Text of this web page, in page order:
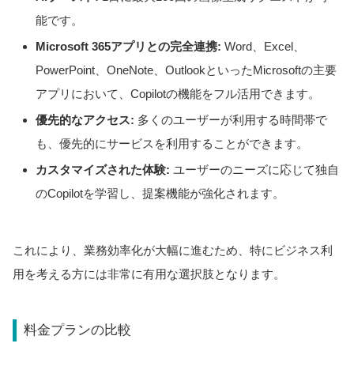
能です。
Microsoft 365アプリとの完全連携: Word、Excel、
PowerPoint、OneNote、OutlookといったMicrosoftの主要
アプリにおいて、Copilotの機能をフル活用できます。
優先的なアクセス: 多くのユーザーが利用する時間帯で
も、優先的にサービスを利用することができます。
カスタマイズされた体験: ユーザーのニーズに応じて独自
のCopilotを学習し、提案機能が強化されます。
これにより、業務効率化が大幅に進むため、特にビジネス利
用を考える方には非常に有用な選択肢となります。
料金プランの比較